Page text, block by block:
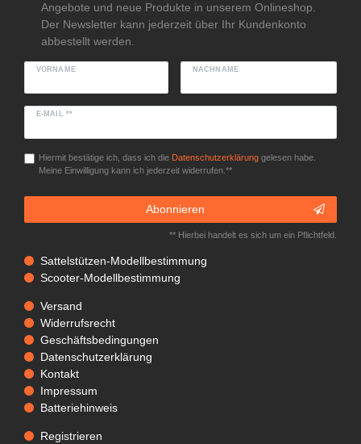
Angebote und neue Produkte in unserem Onlineshop.
Der Newsletter kann jederzeit über Ihr Kundenkonto
abbestellt werden.
VORNAME NACHNAME
E-MAIL **
Hiermit bestätige ich, dass ich die Daten­schutz­erklärunggelesen habe.
Meine Einwilligung kann ich jederzeit widerrufen.**
Abonnieren
** Hierbei handelt es sich um ein Pflichtfeld.
Sattelstützen-Modellbestimmung
Scooter-Modellbestimmung
Versand
Widerrufsrecht
Geschäftsbedingungen
Datenschutzerklärung
Kontakt
Impressum
Batteriehinweis
Registrieren